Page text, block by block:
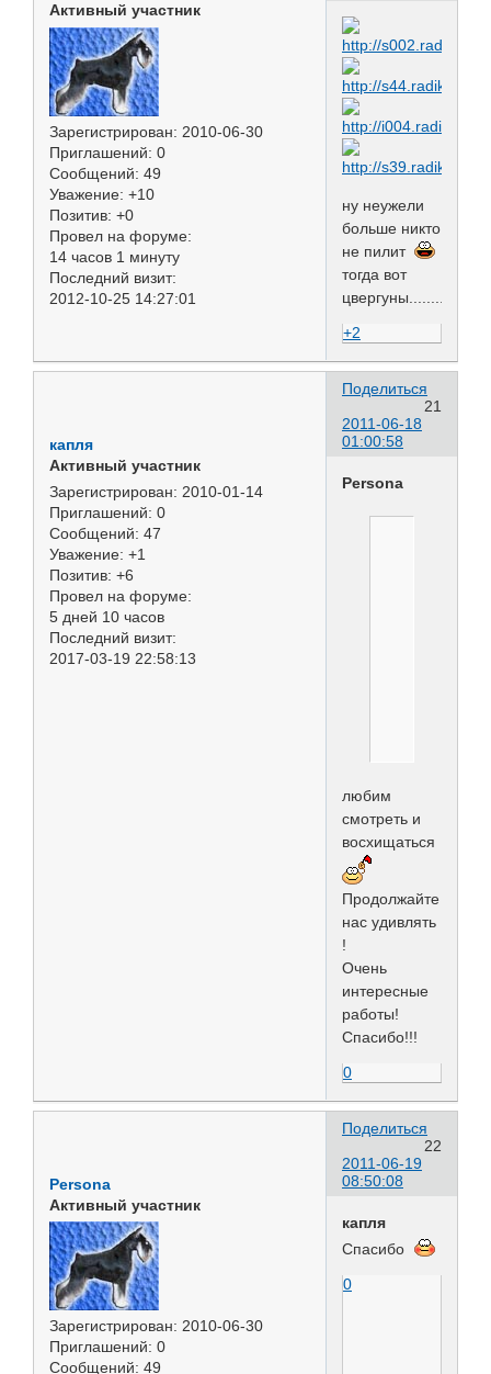
Активный участник
Зарегистрирован: 2010-06-30
Приглашений: 0
Сообщений: 49
Уважение: +10
Позитив: +0
Провел на форуме:
14 часов 1 минуту
Последний визит:
2012-10-25 14:27:01
ну неужели
больше никто
не пилит
тогда вот
цвергуны...........
+2
Поделиться
21
2011-06-18
01:00:58
капля
Активный участник
Зарегистрирован: 2010-01-14
Приглашений: 0
Сообщений: 47
Уважение: +1
Позитив: +6
Провел на форуме:
5 дней 10 часов
Последний визит:
2017-03-19 22:58:13
Persona
любим
смотреть и
восхищаться
Продолжайте
нас удивлять
!
Очень
интересные
работы!
Спасибо!!!
0
Поделиться
22
2011-06-19
08:50:08
Persona
Активный участник
Зарегистрирован: 2010-06-30
Приглашений: 0
Сообщений: 49
капля
Спасибо
0